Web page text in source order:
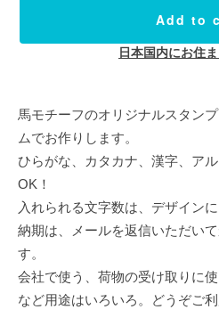
Add to
日本国内にお住
馬モチーフのオリジナルスタン
ムでお作りします。
ひらがな、カタカナ、漢字、ア
OK！
入れられる文字数は、デザインに
納期は、メールを返信いただい
す。
会社で使う、荷物の受け取りに
など用途はいろいろ。どうぞご利